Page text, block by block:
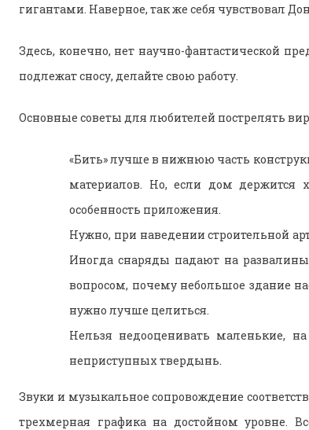
гигантами. Наверное, так же себя чувствовал
Здесь, конечно, нет научно-фантастической
подлежат сносу, делайте свою работу.
Основные советы для любителей пострелять
«Бить» лучше в нижнюю часть
материалов. Но, если дом держится
особенность приложения.
Нужно, при наведении строительной
Иногда снаряды падают на
вопросом, почему небольшое здание
нужно лучше целиться.
Нельзя недооценивать маленькие,
неприступных твердынь.
Звуки и музыкальное сопровождение
трехмерная графика на достойном уровне.